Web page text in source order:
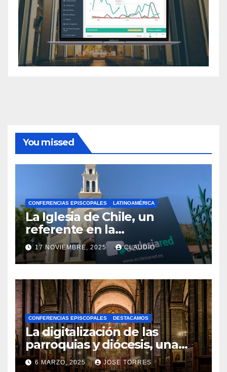
You missed
CONFERENCIAS EPISCOPALES LATINOAMÉRICA
La Iglesia de Chile, un
referente en la
transformación digital
gracias a Ecclesiared
17 NOVIEMBRE, 2025 CLAUDIO
N
O
H
A
Y
C
O
M
CONFERENCIAS EPISCOPALES DESTACAMOS
La digitalización de las
parroquias y diócesis, una
realidad ya para el futuro de
6 MARZO, 2025 JOSE TORRES